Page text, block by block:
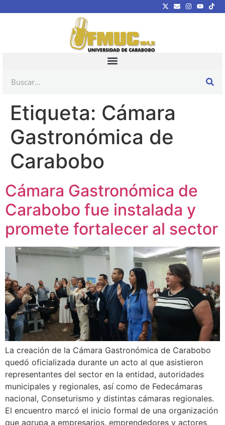
Etiqueta: Cámara
Gastronómica de
Carabobo
Cámara Gastronómica de
Carabobo fue instalada y
promete fortalecer al sector
La creación de la Cámara Gastronómica de Carabobo
quedó oficializada durante un acto al que asistieron
representantes del sector en la entidad, autoridades
municipales y regionales, así como de Fedecámaras
nacional, Conseturismo y distintas cámaras regionales.
El encuentro marcó el inicio formal de una organización
que agrupa a empresarios, emprendedores y actores